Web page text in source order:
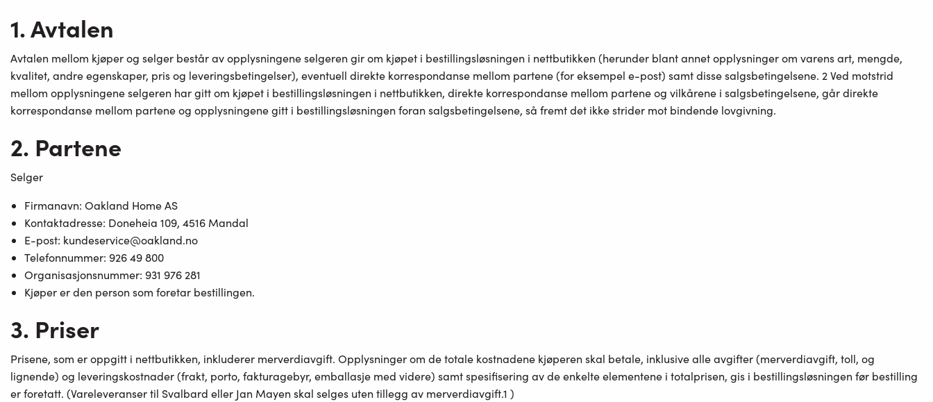
1. Avtalen
Avtalen mellom kjøper og selger består av opplysningene selgeren gir om kjøpet i bestillingsløsningen i nettbutikken (herunder blant annet opplysninger om varens art, mengde,
kvalitet, andre egenskaper, pris og leveringsbetingelser), eventuell direkte korrespondanse mellom partene (for eksempel e-post) samt disse salgsbetingelsene. 2 Ved motstrid
mellom opplysningene selgeren har gitt om kjøpet i bestillingsløsningen i nettbutikken, direkte korrespondanse mellom partene og vilkårene i salgsbetingelsene, går direkte
korrespondanse mellom partene og opplysningene gitt i bestillingsløsningen foran salgsbetingelsene, så fremt det ikke strider mot bindende lovgivning.
2. Partene
Selger
Firmanavn: Oakland Home AS
Kontaktadresse: Doneheia 109, 4516 Mandal
E-post: kundeservice@oakland.no
Telefonnummer: 926 49 800
Organisasjonsnummer: 931 976 281
Kjøper er den person som foretar bestillingen.
3. Priser
Prisene, som er oppgitt i nettbutikken, inkluderer merverdiavgift. Opplysninger om de totale kostnadene kjøperen skal betale, inklusive alle avgifter (merverdiavgift, toll, og
lignende) og leveringskostnader (frakt, porto, fakturagebyr, emballasje med videre) samt spesifisering av de enkelte elementene i totalprisen, gis i bestillingsløsningen før bestilling
er foretatt. (Vareleveranser til Svalbard eller Jan Mayen skal selges uten tillegg av merverdiavgift.1 )